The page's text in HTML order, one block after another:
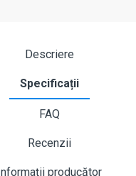
Descriere
Specificații
FAQ
Recenzii
Informații producător